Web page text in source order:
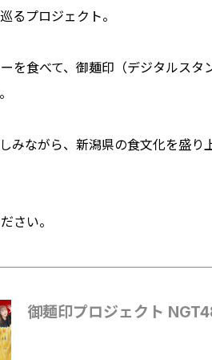
るプロジェクト。
を食べて、御麺印（デジタルス
みながら、新潟県の食文化を盛り
さい。
御麺印プロジェクト